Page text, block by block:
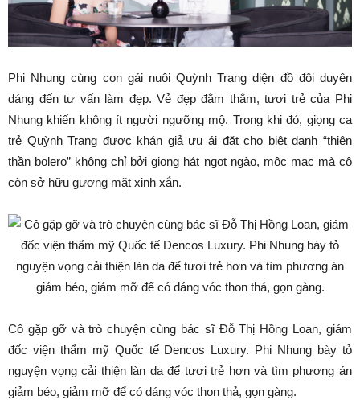
Phi Nhung cùng con gái nuôi Quỳnh Trang diện đồ đôi duyên
dáng đến tư vấn làm đẹp. Vẻ đẹp đằm thắm, tươi trẻ của Phi
Nhung khiến không ít người ngưỡng mộ. Trong khi đó, giọng ca
trẻ Quỳnh Trang được khán giả ưu ái đặt cho biệt danh “thiên
thần bolero” không chỉ bởi giọng hát ngọt ngào, mộc mạc mà cô
còn sở hữu gương mặt xinh xắn.
Cô gặp gỡ và trò chuyện cùng bác sĩ Đỗ Thị Hồng Loan, giám
đốc viện thẩm mỹ Quốc tế Dencos Luxury. Phi Nhung bày tỏ
nguyện vọng cải thiện làn da để tươi trẻ hơn và tìm phương án
giảm béo, giảm mỡ để có dáng vóc thon thả, gọn gàng.